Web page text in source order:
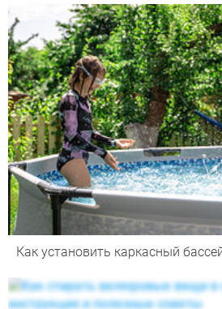
Как установить каркасный